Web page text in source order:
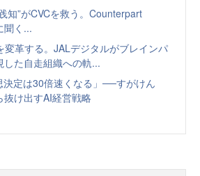
知”がCVCを救う。Counterpart
聞く...
変革する。JALデジタルがブレインパ
した自走組織への軌...
決定は30倍速くなる」──すがけん
け出すAI経営戦略